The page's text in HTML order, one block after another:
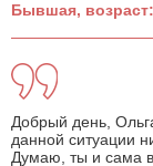
Бывшая, возраст:
Добрый день,
данной ситуации
Думаю, ты и сама